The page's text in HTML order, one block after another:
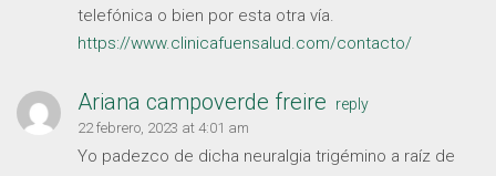
telefónica o bien por esta otra vía.
https://www.clinicafuensalud.com/contacto/
Ariana campoverde freire reply
22 febrero, 2023 at 4:01 am
Yo padezco de dicha neuralgia trigémino a raíz de